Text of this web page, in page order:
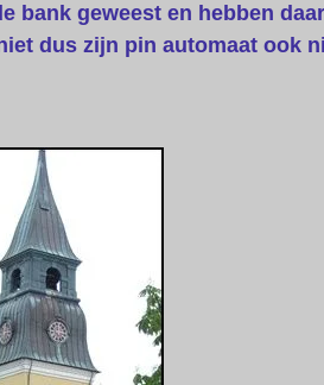
bank geweest en hebben
dus zijn pin automaat ook